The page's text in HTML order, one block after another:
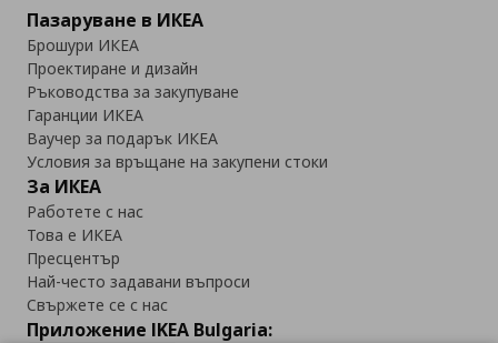
Пазаруване в ИКЕА
Брошури ИКЕА
Проектиране и дизайн
Ръководства за закупуване
Гаранции ИКЕА
Ваучер за подарък ИКЕА
Условия за връщане на закупени стоки
За ИКЕА
Работете с нас
Това е ИКЕА
Пресцентър
Най-често задавани въпроси
Свържете се с нас
Приложение IKEA Bulgaria: